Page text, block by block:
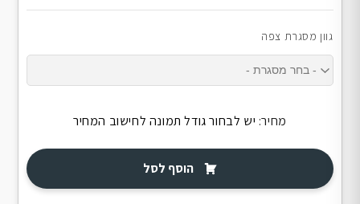
גוון מסגרת צפה
מחיר: יש לבחור גודל תמונה לחישוב המחיר
הוסף לסל